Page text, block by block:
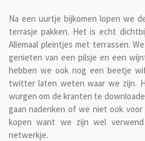
Na een uurtje bijkomen lopen we
terrasje pakken. Het is echt
Allemaal pleintjes met terrassen.
genieten van een pilsje en een
hebben we ook nog een beetje
twitter laten weten waar we zijn.
wurgen om de kranten te
gaan nadenken of we niet ook
kopen want we zijn wel
netwerkje.